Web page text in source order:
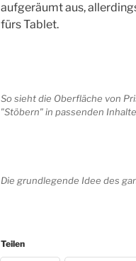
aufgeräumt aus,
fürs Tablet.
So sieht die Oberfläche von
"Stöbern" in passenden
Die grundlegende Idee des
Teilen